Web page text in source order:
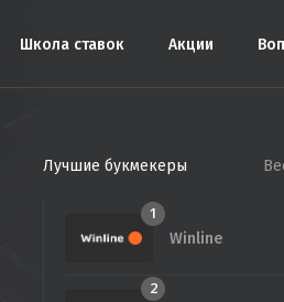
Школа ставок Акции
1
Winline
2
Лучшие букмекеры